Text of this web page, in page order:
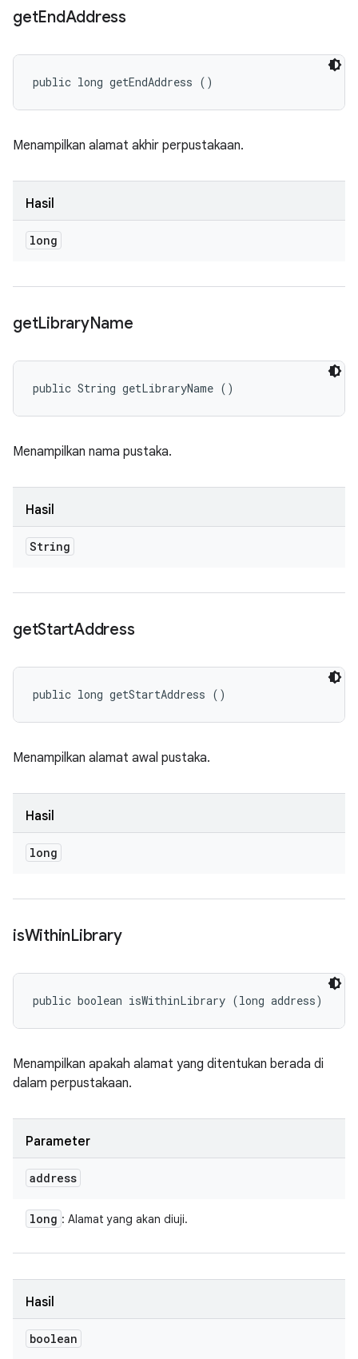
getEndAddress
public long getEndAddress ()
Menampilkan alamat akhir perpustakaan.
Hasil
long
getLibraryName
public String getLibraryName ()
Menampilkan nama pustaka.
Hasil
String
getStartAddress
public long getStartAddress ()
Menampilkan alamat awal pustaka.
Hasil
long
isWithinLibrary
public boolean isWithinLibrary (long address)
Menampilkan apakah alamat yang ditentukan berada di
dalam perpustakaan.
Parameter
address
long : Alamat yang akan diuji.
Hasil
boolean